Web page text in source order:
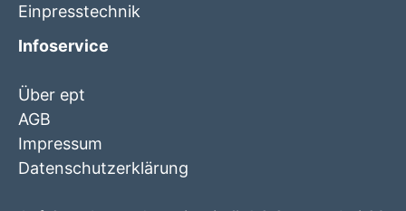
Einpresstechnik
Infoservice
Über ept
AGB
Impressum
Datenschutzerklärung